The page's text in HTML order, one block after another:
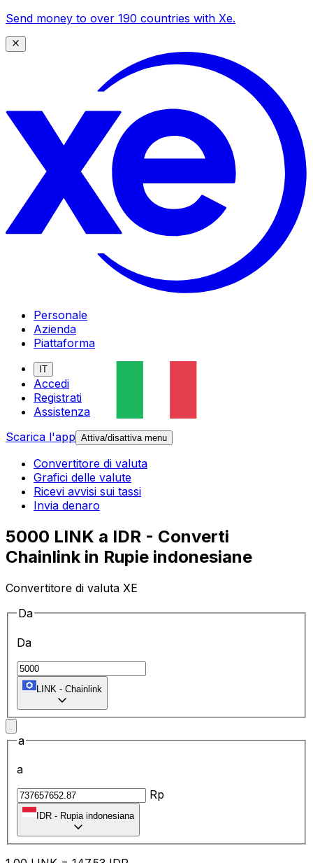
Send money to over 190 countries with Xe.
Personale
Azienda
Piattaforma
IT
Accedi
Registrati
Assistenza
Scarica l'app Attiva/disattiva menu
Convertitore di valuta
Grafici delle valute
Ricevi avvisi sui tassi
Invia denaro
5000 LINK a IDR - Converti
Chainlink in Rupie indonesiane
Convertitore di valuta XE
Da
Da
LINK - Chainlink
a
a
Rp
IDR - Rupia indonesiana